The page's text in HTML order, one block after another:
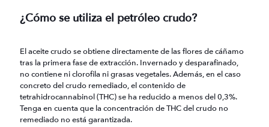
¿Cómo se utiliza el petróleo crudo?
El aceite crudo se obtiene directamente de las flores de cáñamo
tras la primera fase de extracción. Invernado y desparafinado,
no contiene ni clorofila ni grasas vegetales. Además, en el caso
concreto del crudo remediado, el contenido de
tetrahidrocannabinol (THC) se ha reducido a menos del 0,3%.
Tenga en cuenta que la concentración de THC del crudo no
remediado no está garantizada.